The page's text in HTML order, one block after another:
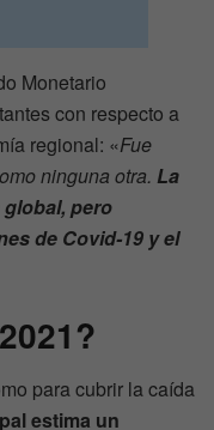
Monetario
con respecto a
regional: «Fue
ninguna otra. La
pero
de Covid-19 y el
para cubrir la caída
estima un